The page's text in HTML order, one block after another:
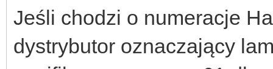
Jeśli chodzi o numeracje
dystrybutor oznaczający